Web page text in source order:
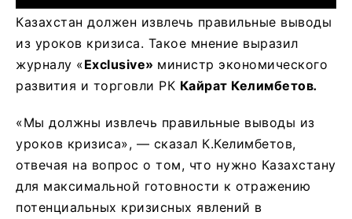
Казахстан должен извлечь правильные выводы
из уроков кризиса. Такое мнение выразил
журналу «Еxclusive» министр экономического
развития и торговли РК Кайрат Келимбетов.
«Мы должны извлечь правильные выводы из
уроков кризиса», — сказал К.Келимбетов,
отвечая на вопрос о том, что нужно Казахстану
для максимальной готовности к отражению
потенциальных кризисных явлений в